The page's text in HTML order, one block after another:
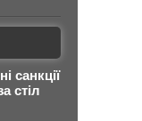
санкції
стіл